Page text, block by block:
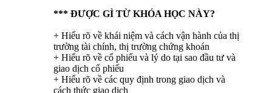
*** ĐƯỢC GÌ TỪ KHÓA HỌC NÀY?
+ Hiểu rõ về khái niệm và cách vận hành của thị
trường tài chính, thị trường chứng khoán
+ Hiểu rõ về cổ phiếu và lý do tại sao đầu tư và
giao dịch cổ phiếu
+ Hiểu rõ về các quy định trong giao dịch và
cách thức giao dịch